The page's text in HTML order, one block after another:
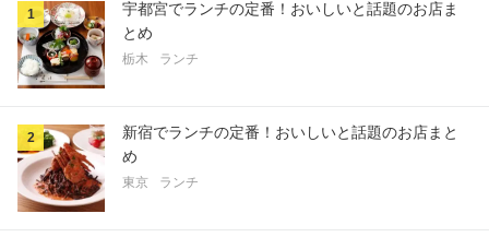
1
宇都宮でランチの定番！おいしいと話題のお店ま
とめ
栃木 ランチ
2
新宿でランチの定番！おいしいと話題のお店まと
め
東京 ランチ